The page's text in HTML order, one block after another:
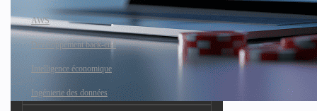
AWS
Développement back-end
Intelligence économique
Ingénierie des données